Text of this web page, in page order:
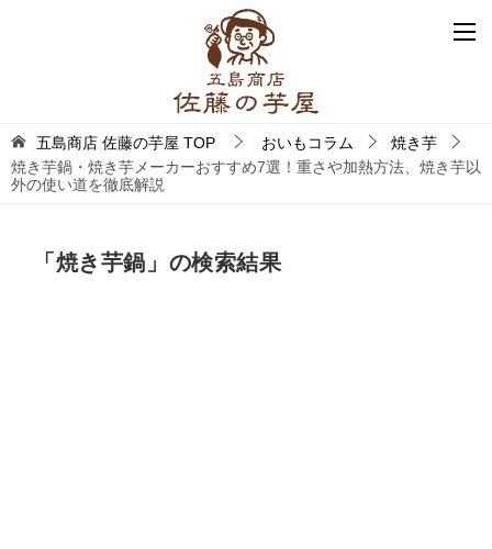
五島商店 佐藤の芋屋 TOP おいもコラム
焼き芋
焼き芋鍋・焼き芋メーカーおすすめ7選！重さや加熱方法、焼き芋以
外の使い道を徹底解説
「 焼き芋鍋 」の検索結果